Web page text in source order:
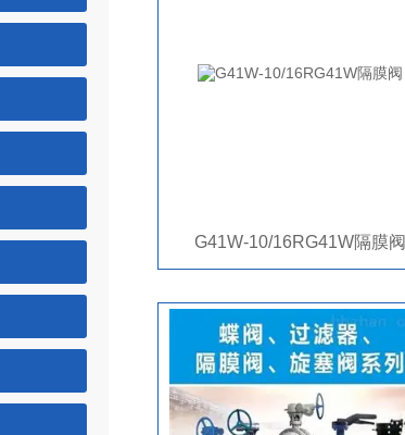
G41W-10/16RG41W隔膜阀